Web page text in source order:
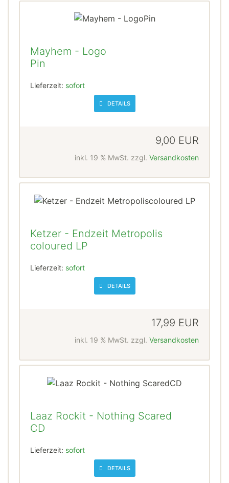
Mayhem - Logo
Pin
Lieferzeit: sofort
DETAILS
9,00 EUR
inkl. 19 % MwSt. zzgl. Versandkosten
Ketzer - Endzeit Metropolis
coloured LP
Lieferzeit: sofort
DETAILS
17,99 EUR
inkl. 19 % MwSt. zzgl. Versandkosten
Laaz Rockit - Nothing Scared
CD
Lieferzeit: sofort
DETAILS